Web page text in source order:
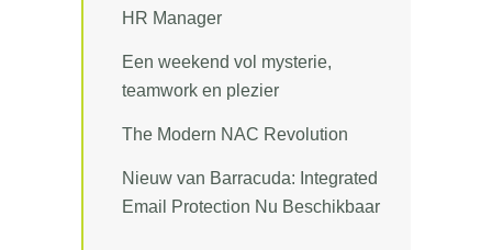
HR Manager
Een weekend vol mysterie,
teamwork en plezier
The Modern NAC Revolution
Nieuw van Barracuda: Integrated
Email Protection Nu Beschikbaar